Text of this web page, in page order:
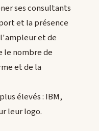
ses consultants
et la présence
l'ampleur et de
le nombre de
et de la
élevés : IBM,
leur logo.